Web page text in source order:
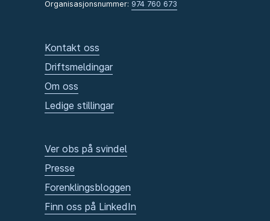
Organisasjonsnummer: 974 760 673
Kontakt oss
Driftsmeldingar
Om oss
Ledige stillingar
Ver obs på svindel
Presse
Forenklingsbloggen
Finn oss på LinkedIn